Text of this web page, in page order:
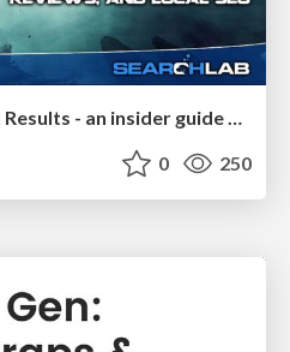
Dominate Local Search Results - an insider guide to GBP, reviews, and Local SEO
0 250